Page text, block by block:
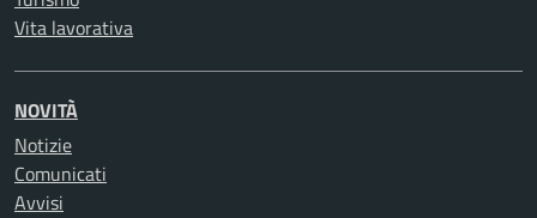
Vita lavorativa
NOVITÀ
Notizie
Comunicati
Avvisi